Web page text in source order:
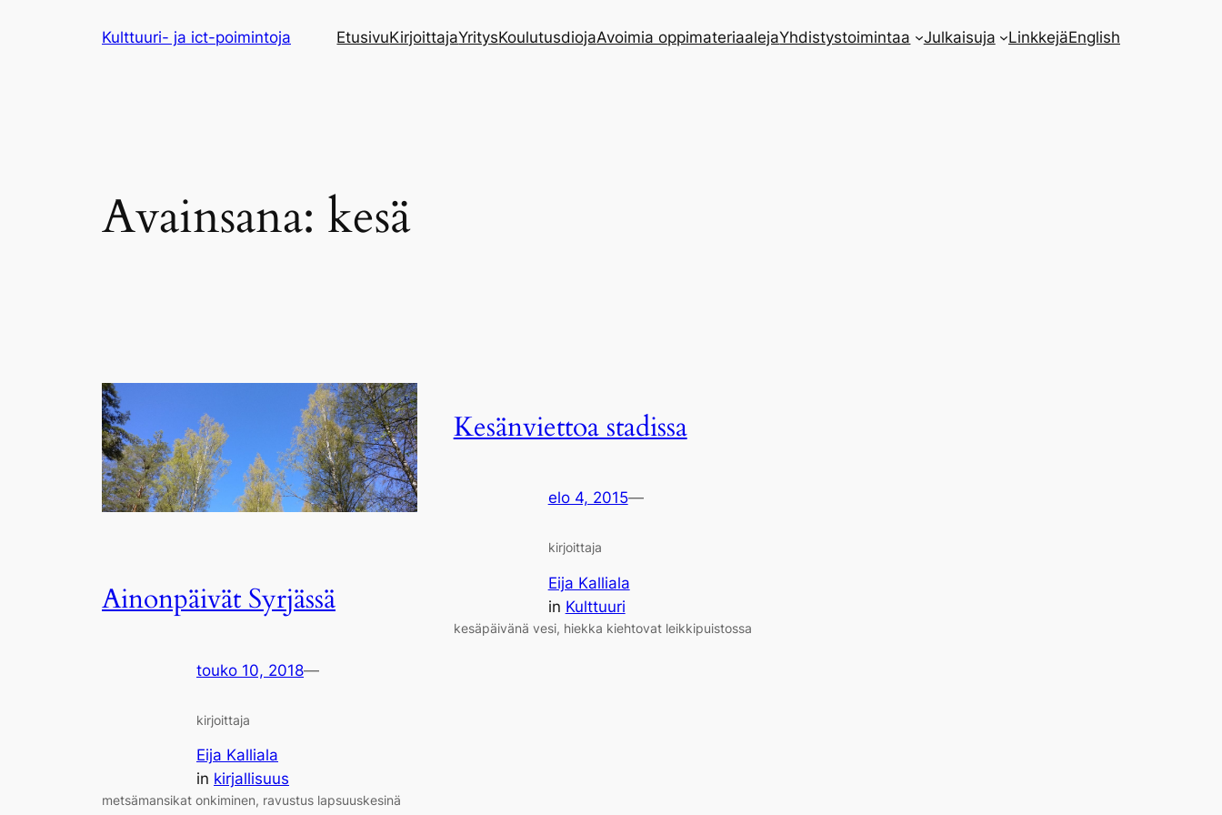
Kulttuuri- ja ict-poimintoja EtusivuKirjoittajaYritysKoulutusdiojaAvoimia oppimateriaalejaYhdistystoimintaa Julkaisuja LinkkejäEnglish
Avainsana: kesä
Ainonpäivät Syrjässä
touko 10, 2018—
kirjoittaja
Eija Kalliala
in kirjallisuus
metsämansikat onkiminen, ravustus lapsuuskesinä
Kesänviettoa stadissa
elo 4, 2015—
kirjoittaja
Eija Kalliala
in Kulttuuri
kesäpäivänä vesi, hiekka kiehtovat leikkipuistossa